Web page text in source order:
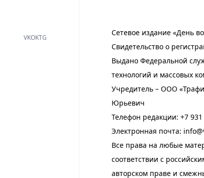
Сетевое издание «День
Свидетельство о
Выдано Федеральной
технологий и массовых
Учредитель – ООО
Юрьевич
Телефон редакции: +7
Электронная почта:
Все права на любые
соответствии с
авторском праве и
VKOKTG